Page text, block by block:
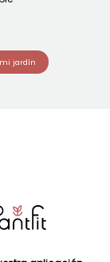
jardín